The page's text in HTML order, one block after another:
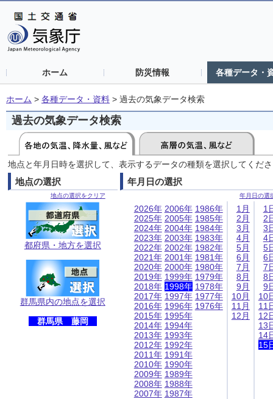
ホーム 防災情報 各種データ・
ホーム > 各種データ・資料 > 過去の気象データ検索
過去の気象データ検索
地点と年月日時を選択して、表示するデータの種類を選択してくだ
地点の選択
地点の選択をクリア
都府県・地方を選択
群馬県内の地点を選択
群馬県 藤岡
年月日の選択
年月日の選
2026年
2025年
2024年
2023年
2022年
2021年
2020年
2019年
2018年
2017年
2016年
2015年
2014年
2013年
2012年
2011年
2010年
2009年
2008年
2007年
2006年
2005年
2004年
2003年
2002年
2001年
2000年
1999年
1998年
1997年
1996年
1995年
1994年
1993年
1992年
1991年
1990年
1989年
1988年
1987年
1986年
1985年
1984年
1983年
1982年
1981年
1980年
1979年
1978年
1977年
1976年
1月
2月
3月
4月
5月
6月
7月
8月
9月
10月
11月
12月
1
2
3
4
5
6
7
8
9
10
11
12
13
14
15